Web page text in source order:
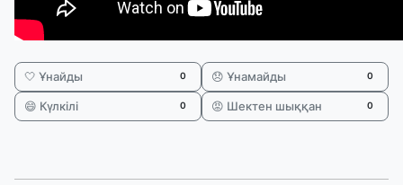
🤍 Ұнайды 0 😞 Ұнамайды 0
😄 Күлкілі 0 😡 Шектен шыққан 0